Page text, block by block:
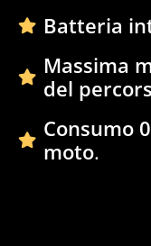
Batteria
Massima
del
Consumo
moto.